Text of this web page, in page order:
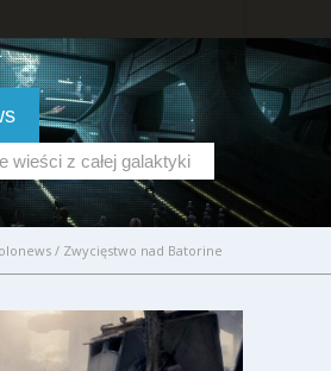
wieści z całej galaktyki
/ Zwycięstwo nad Batorine